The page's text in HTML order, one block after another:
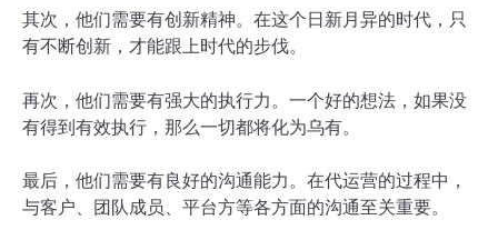
其次，他们需要有创新精神。在这个日新月异的时代，只
有不断创新，才能跟上时代的步伐。
再次，他们需要有强大的执行力。一个好的想法，如果没
有得到有效执行，那么一切都将化为乌有。
最后，他们需要有良好的沟通能力。在代运营的过程中，
与客户、团队成员、平台方等各方面的沟通至关重要。